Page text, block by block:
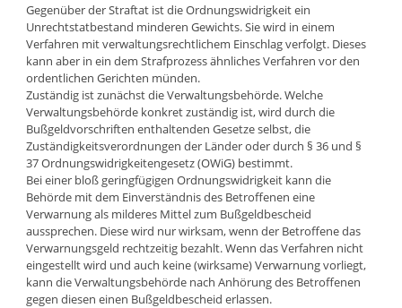
Gegenüber der Straftat ist die Ordnungswidrigkeit ein
Unrechtstatbestand minderen Gewichts. Sie wird in einem
Verfahren mit verwaltungsrechtlichem Einschlag verfolgt. Dieses
kann aber in ein dem Strafprozess ähnliches Verfahren vor den
ordentlichen Gerichten münden.
Zuständig ist zunächst die Verwaltungsbehörde. Welche
Verwaltungsbehörde konkret zuständig ist, wird durch die
Bußgeldvorschriften enthaltenden Gesetze selbst, die
Zuständigkeitsverordnungen der Länder oder durch § 36 und §
37 Ordnungswidrigkeitengesetz (OWiG) bestimmt.
Bei einer bloß geringfügigen Ordnungswidrigkeit kann die
Behörde mit dem Einverständnis des Betroffenen eine
Verwarnung als milderes Mittel zum Bußgeldbescheid
aussprechen. Diese wird nur wirksam, wenn der Betroffene das
Verwarnungsgeld rechtzeitig bezahlt. Wenn das Verfahren nicht
eingestellt wird und auch keine (wirksame) Verwarnung vorliegt,
kann die Verwaltungsbehörde nach Anhörung des Betroffenen
gegen diesen einen Bußgeldbescheid erlassen.